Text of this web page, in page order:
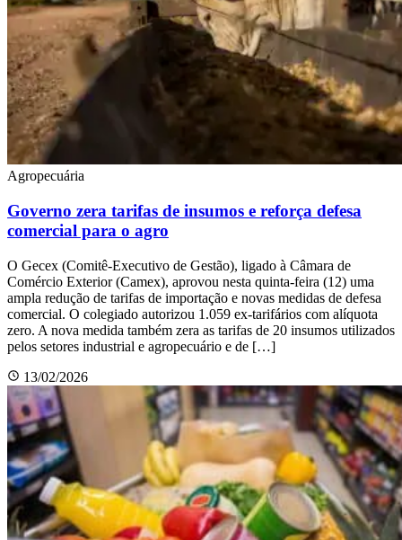
Agropecuária
Governo zera tarifas de insumos e reforça defesa
comercial para o agro
O Gecex (Comitê-Executivo de Gestão), ligado à Câmara de
Comércio Exterior (Camex), aprovou nesta quinta-feira (12) uma
ampla redução de tarifas de importação e novas medidas de defesa
comercial. O colegiado autorizou 1.059 ex-tarifários com alíquota
zero. A nova medida também zera as tarifas de 20 insumos utilizados
pelos setores industrial e agropecuário e de […]
13/02/2026